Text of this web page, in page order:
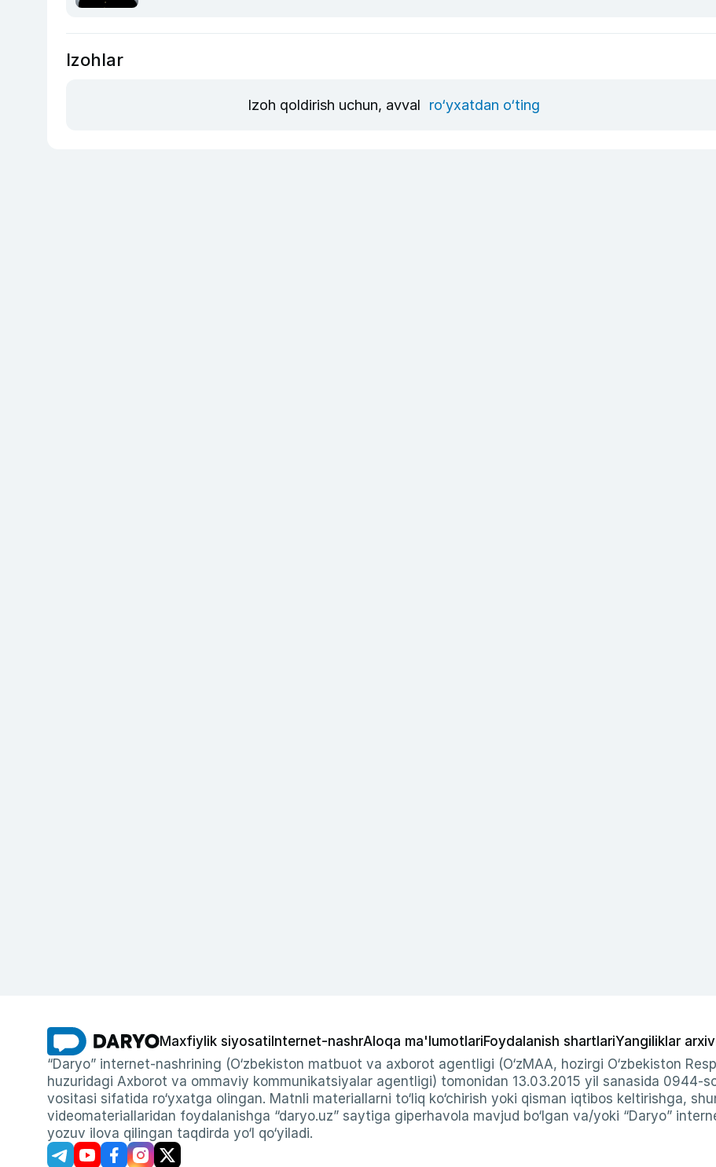
Izohlar
Izoh qoldirish uchun, avval ro‘yxatdan o‘ting
Maxfiylik siyosati Internet-nashrAloqa ma'lumotlariFoydalanish shartlariYangiliklar
“Daryo” internet-nashrining (O‘zbekiston matbuot va axborot agentligi (O‘zMAA, hozirgi O‘zbekiston
huzuridagi Axborot va ommaviy kommunikatsiyalar agentligi) tomonidan 13.03.2015 yil sanasida 0944-
vositasi sifatida ro‘yxatga olingan. Matnli materiallarni to‘liq ko‘chirish yoki qisman iqtibos keltirishga,
videomateriallaridan foydalanishga “daryo.uz” saytiga giperhavola mavjud bo‘lgan va/yoki “Daryo”
yozuv ilova qilingan taqdirda yo‘l qo‘yiladi.